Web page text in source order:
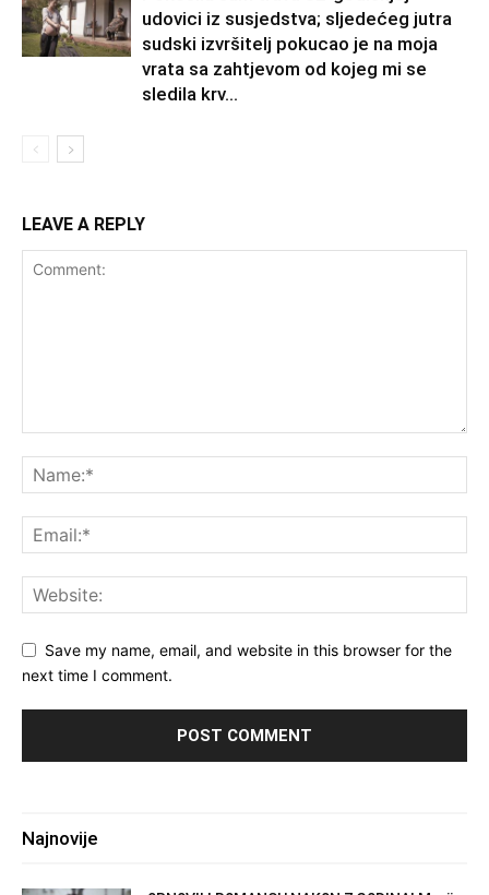
udovici iz susjedstva; sljedećeg jutra
sudski izvršitelj pokucao je na moja
vrata sa zahtjevom od kojeg mi se
sledila krv...
LEAVE A REPLY
Save my name, email, and website in this browser for the
next time I comment.
Najnovije